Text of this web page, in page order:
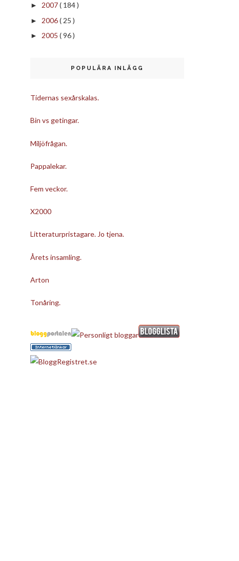
► 2007( 184 )
► 2006( 25 )
► 2005 ( 96 )
POPULÄRA INLÄGG
Tidernas sexårskalas.
Bin vs getingar.
Miljöfrågan.
Pappalekar.
Fem veckor.
X2000
Litteraturpristagare. Jo tjena.
Årets insamling.
Arton
Tonåring.